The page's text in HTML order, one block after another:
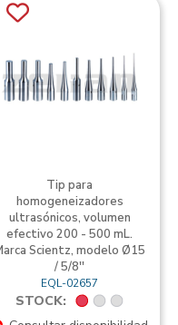
Tip para
homogeneizadores
ultrasónicos, volumen
efectivo 200 - 500 mL.
Scientz, modelo Ø15
/ 5/8''
EQL-02657
STOCK: